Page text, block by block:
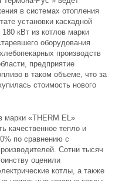
в системах отопления
установки каскадной
кВт из котлов марки
оборудования
производств
предприятие
в таком объеме, что за
стоимость нового
марки «THERM EL»
качественное тепло и
по сравнению с
Сотни тысяч
оценили
котлы, а также